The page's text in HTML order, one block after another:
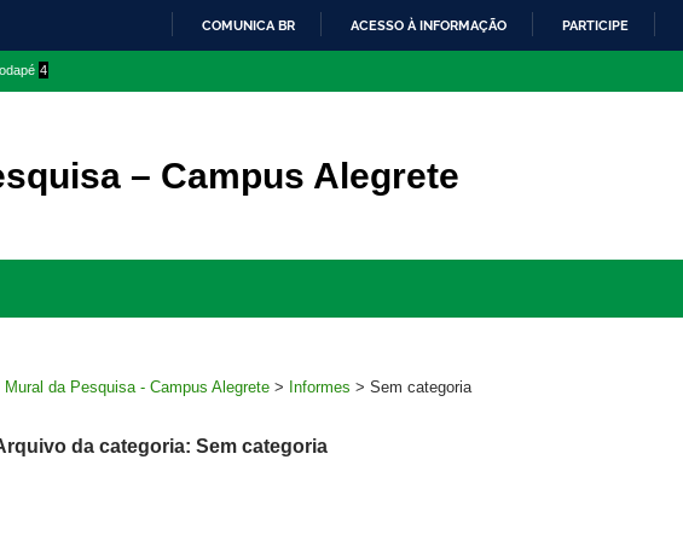
O
COMUNICA BR ACESSO À INFORMAÇÃO PARTICIPE
4
– Campus Alegrete
Mural da Pesquisa - Campus Alegrete > Informes > Sem categoria
da categoria: Sem categoria